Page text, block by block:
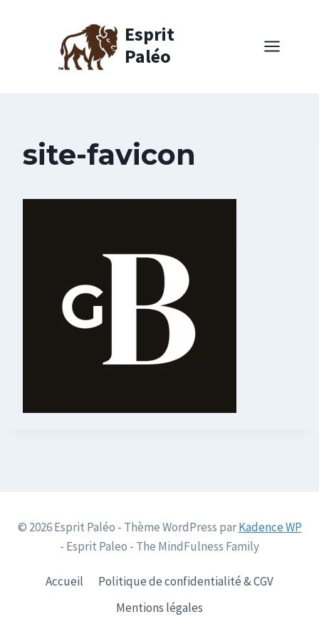
Esprit
Paléo
site-favicon
© 2026 Esprit Paléo - Thème WordPress parKadence WP
- Esprit Paleo - The MindFulness Family
Accueil
Politique de confidentialité & CGV
Mentions légales